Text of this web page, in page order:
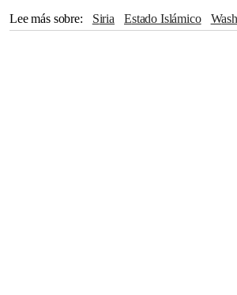
Lee más sobre
Siria Estado Islámico